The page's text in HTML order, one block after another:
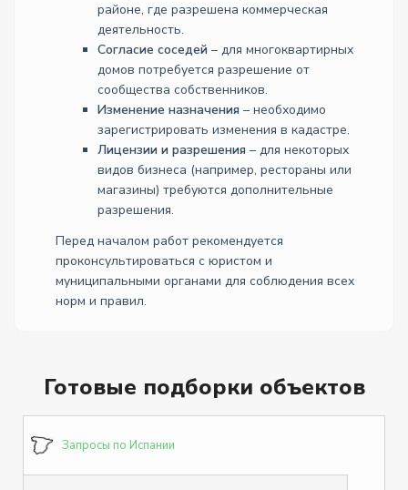
районе, где разрешена коммерческая
деятельность.
Согласие соседей – для многоквартирных
домов потребуется разрешение от
сообщества собственников.
Изменение назначения – необходимо
зарегистрировать изменения в кадастре.
Лицензии и разрешения – для некоторых
видов бизнеса (например, рестораны или
магазины) требуются дополнительные
разрешения.
Перед началом работ рекомендуется
проконсультироваться с юристом и
муниципальными органами для соблюдения всех
норм и правил.
Готовые подборки объектов
Запросы по Испании